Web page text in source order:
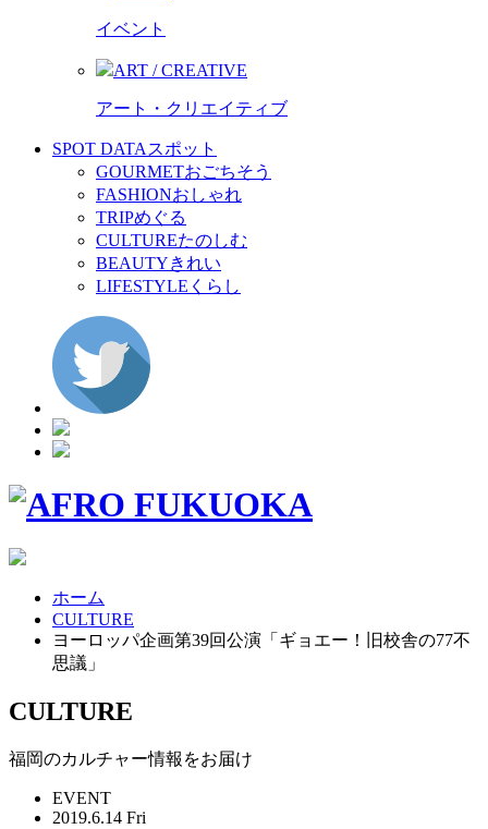
イベント
ART / CREATIVE
アート・クリエイティブ
SPOT DATA スポット
GOURMETおごちそう
FASHIONおしゃれ
TRIPめぐる
CULTUREたのしむ
BEAUTYきれい
LIFESTYLE くらし
ホーム
CULTURE
ヨーロッパ企画第39回公演「ギョエー！旧校舎の77不
思議」
CULTURE
福岡のカルチャー情報をお届け
EVENT
2019.6.14 Fri